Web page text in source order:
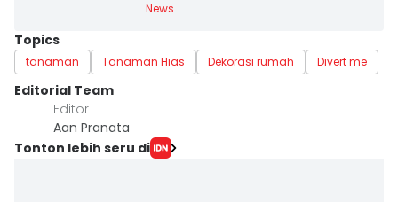
News
Topics
tanaman Tanaman Hias Dekorasi rumah Divert me
Editorial Team
Editor
Aan Pranata
Tonton lebih seru di